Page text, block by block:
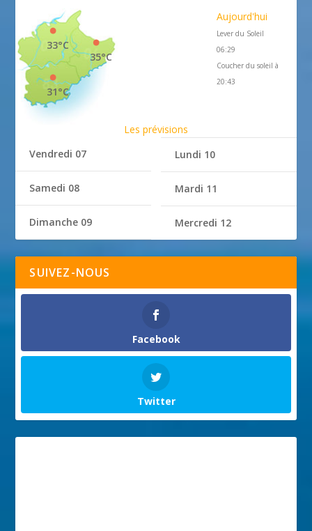
35°C
33°C
31°C
Aujourd'hui
Lever du Soleil
06:29
Coucher du soleil à
20:43
Les prévisions
Vendredi 07
Samedi 08
Dimanche 09
Lundi 10
Mardi 11
Mercredi 12
SUIVEZ-NOUS
Facebook
Twitter